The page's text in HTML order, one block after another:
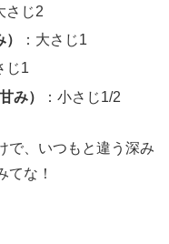
さじ2
：大さじ1
じ1
み）
：小さじ1/2
で、いつもと違う深み
てな！